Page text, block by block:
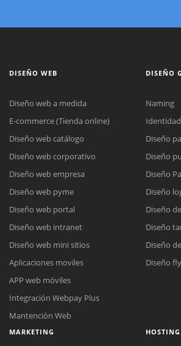
DISEÑO WEB
Diseño web a medida
E-commerce (Tienda online)
Diseño web catálogo
Diseño web corporativo
Diseño web empresa
Diseño web pyme
Diseño web portal
Diseño web intranet
Diseño web mini sitios
Aplicaciones moviles
APP web móviles
Integración Webpay Plus
Mantención Web
DISEÑO
Naming
Diseño
Diseño
Diseño
Diseño
Diseño
Diseño
Diseño
Diseño
MARKETING HOSTING